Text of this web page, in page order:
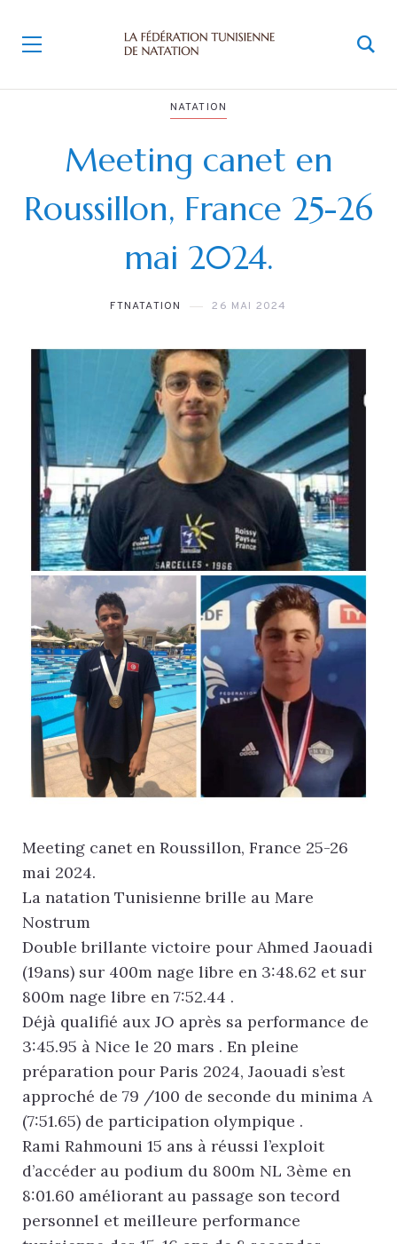
NATATION
Meeting canet en
Roussillon, France 25-26
mai 2024.
FTNATATION 26 MAI 2024
Meeting canet en Roussillon, France 25-26
mai 2024.
La natation Tunisienne brille au Mare
Nostrum
Double brillante victoire pour Ahmed Jaouadi
(19ans) sur 400m nage libre en 3:48.62 et sur
800m nage libre en 7:52.44 .
Déjà qualifié aux JO après sa performance de
3:45.95 à Nice le 20 mars . En pleine
préparation pour Paris 2024, Jaouadi s’est
approché de 79 /100 de seconde du minima A
(7:51.65) de participation olympique .
Rami Rahmouni 15 ans à réussi l’exploit
d’accéder au podium du 800m NL 3ème en
8:01.60 améliorant au passage son tecord
personnel et meilleure performance